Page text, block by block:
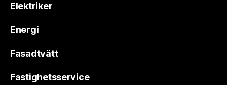
Elektriker
Energi
Fasadtvätt
Fastighetsservice